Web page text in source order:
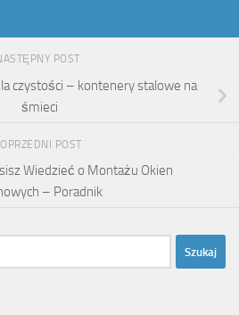
POST
czystości – kontenery stalowe na
śmieci
POST
Wiedzieć o Montażu Okien
– Poradnik